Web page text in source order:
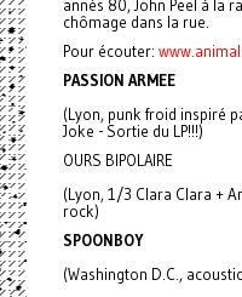
annés 80, John Peel à la
chômage dans la rue.
Pour écouter:
PASSION ARMEE
(Lyon, punk froid inspiré
Joke - Sortie du LP!!!)
OURS BIPOLAIRE
(Lyon, 1/3 Clara Clara +
rock)
SPOONBOY
(Washington D.C.,